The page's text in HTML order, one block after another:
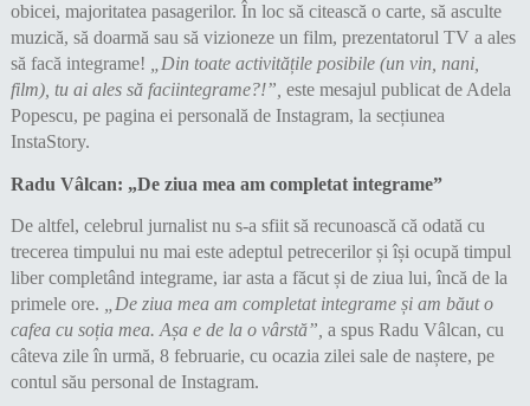
obicei, majoritatea pasagerilor. În loc să citească o carte, să asculte
muzică, să doarmă sau să vizioneze un film, prezentatorul TV a ales
să facă integrame!
„Din toate activitățile posibile (un vin, nani,
film), tu ai ales să faciintegrame?!”, este mesajul publicat de Adela
Popescu, pe pagina ei personală de Instagram, la secțiunea
InstaStory.
Radu Vâlcan: „De ziua mea am completat integrame”
De altfel, celebrul jurnalist nu s-a sfiit să recunoască că odată cu
trecerea timpului nu mai este adeptul petrecerilor și își ocupă timpul
liber completând integrame, iar asta a făcut și de ziua lui, încă de la
primele ore.
„De ziua mea am completat integrame și am băut o
cafea cu soția mea. Așa e de la o vârstă”, a spus Radu Vâlcan, cu
câteva zile în urmă, 8 februarie, cu ocazia zilei sale de naștere, pe
contul său personal de Instagram.